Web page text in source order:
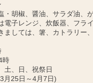
・胡椒、醤油、サラダ油、
電子レンジ、炊飯器、フラ
ましては、箸、カトラリー
時
土、日、祝祭日
月25日～4月7日)